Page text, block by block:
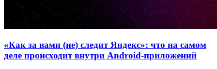
«Как за вами (не) следит Яндекс»: что на самом
деле происходит внутри Android-приложений